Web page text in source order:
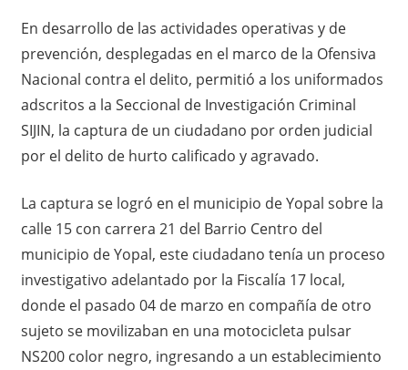
En desarrollo de las actividades operativas y de
prevención, desplegadas en el marco de la Ofensiva
Nacional contra el delito, permitió a los uniformados
adscritos a la Seccional de Investigación Criminal
SIJIN, la captura de un ciudadano por orden judicial
por el delito de hurto calificado y agravado.
La captura se logró en el municipio de Yopal sobre la
calle 15 con carrera 21 del Barrio Centro del
municipio de Yopal, este ciudadano tenía un proceso
investigativo adelantado por la Fiscalía 17 local,
donde el pasado 04 de marzo en compañía de otro
sujeto se movilizaban en una motocicleta pulsar
NS200 color negro, ingresando a un establecimiento